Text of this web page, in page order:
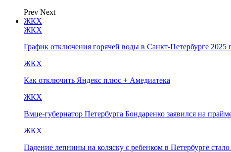
Prev Next
ЖКХ
ЖКХ
График отключения горячей воды в Санкт-Петербурге 2025
ЖКХ
Как отключить Яндекс плюс + Амедиатека
ЖКХ
Вмце-губернатор Петербурга Бондаренко заявился на
ЖКХ
Падение лепнины на коляску с ребенком в Петербурге